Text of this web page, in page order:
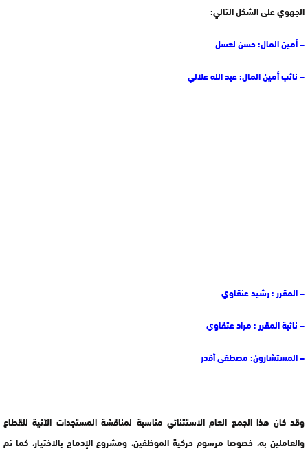
الجهوي على الشكل التالي:
– أمين المال: حسن لعسل
– نائب أمين المال: عبد الله علالي
– المقرر : رشيد عنقاوي
– نائبة المقرر : مراد عتقاوي
– المستشارون: مصطفى أقدر
وقد كان هذا الجمع العام الاستثنائي مناسبة لمناقشة المستجدات الآنية للقطاع
والعاملين به، خصوصا مرسوم حركية الموظفين، ومشروع الإدماج بالاختيار، كما تم